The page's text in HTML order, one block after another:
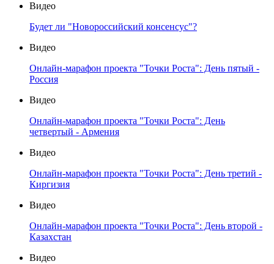
Видео
Будет ли "Новороссийский консенсус"?
Видео
Онлайн-марафон проекта "Точки Роста": День пятый -
Россия
Видео
Онлайн-марафон проекта "Точки Роста": День
четвертый - Армения
Видео
Онлайн-марафон проекта "Точки Роста": День третий -
Киргизия
Видео
Онлайн-марафон проекта "Точки Роста": День второй -
Казахстан
Видео